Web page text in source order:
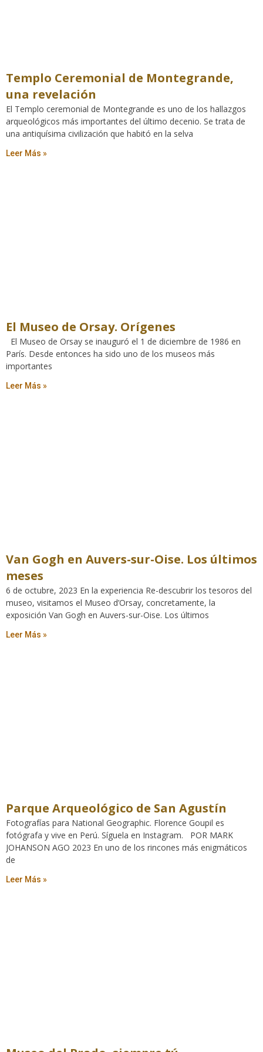
Templo Ceremonial de Montegrande,
una revelación
El Templo ceremonial de Montegrande es uno de los hallazgos
arqueológicos más importantes del último decenio. Se trata de
una antiquísima civilización que habitó en la selva
Leer Más »
El Museo de Orsay. Orígenes
El Museo de Orsay se inauguró el 1 de diciembre de 1986 en
París. Desde entonces ha sido uno de los museos más
importantes
Leer Más »
Van Gogh en Auvers-sur-Oise. Los últimos
meses
6 de octubre, 2023 En la experiencia Re-descubrir los tesoros del
museo, visitamos el Museo d’Orsay, concretamente, la
exposición Van Gogh en Auvers-sur-Oise. Los últimos
Leer Más »
Parque Arqueológico de San Agustín
Fotografías para National Geographic. Florence Goupil es
fotógrafa y vive en Perú. Síguela en Instagram. POR MARK
JOHANSON AGO 2023 En uno de los rincones más enigmáticos
de
Leer Más »